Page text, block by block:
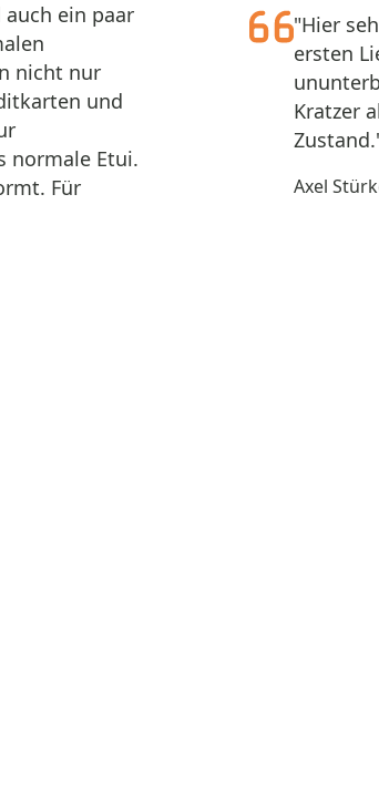
ein paar
nicht nur
und
normale Etui.
Für
"Hier
ersten
Kratzer
Axel